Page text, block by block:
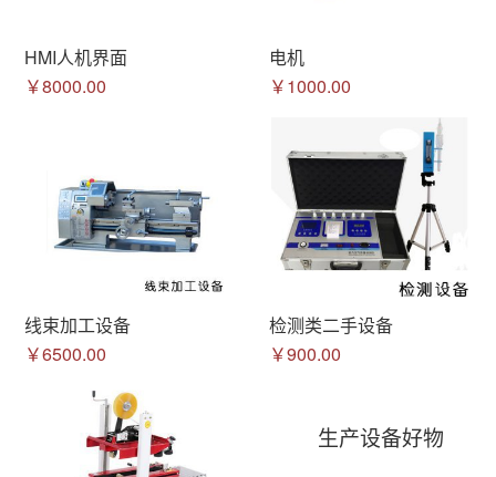
HMI人机界面
￥8000.00
电机
￥1000.00
线束加工设备
￥6500.00
检测类二手设备
￥900.00
生产设备好物